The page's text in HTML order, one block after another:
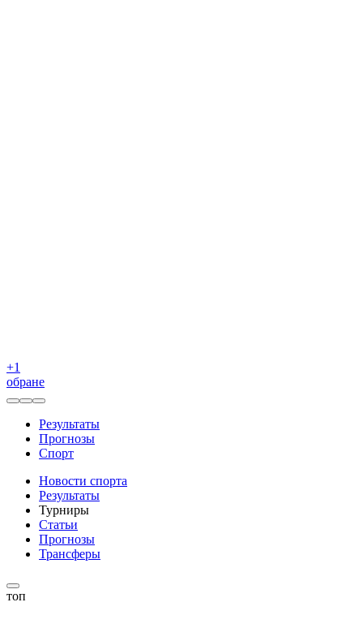
+1
обране
Результаты
Прогнозы
Спорт
Новости спорта
Результаты
Турниры
Статьи
Прогнозы
Трансферы
топ